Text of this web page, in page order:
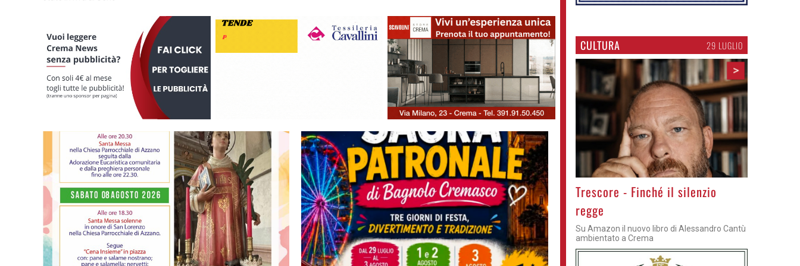
CULTURA 29 LUGLIO
>
Trescore - Finché il silenzio
regge
Su Amazon il nuovo libro di Alessandro Cantù
ambientato a Crema